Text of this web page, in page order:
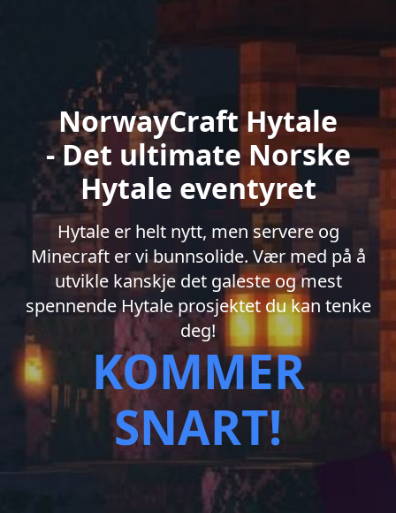
NorwayCraft Hytale
- Det ultimate Norske
Hytale eventyret
Hytale er helt nytt, men servere og
Minecraft er vi bunnsolide. Vær med på å
utvikle kanskje det galeste og mest
spennende Hytale prosjektet du kan tenke
deg!
KOMMER
SNART!